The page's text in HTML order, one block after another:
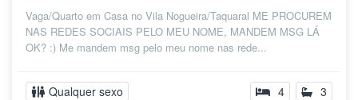
Vaga/Quarto em Casa no Vila Nogueira/Taquaral ME PROCUREM
NAS REDES SOCIAIS PELO MEU NOME, MANDEM MSG LÁ
OK? :) Me mandem msg pelo meu nome nas rede...
Qualquer sexo 4 3